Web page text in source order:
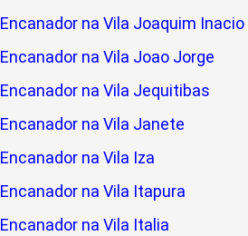
Encanador na Vila Joaquim Inacio
Encanador na Vila Joao Jorge
Encanador na Vila Jequitibas
Encanador na Vila Janete
Encanador na Vila Iza
Encanador na Vila Itapura
Encanador na Vila Italia